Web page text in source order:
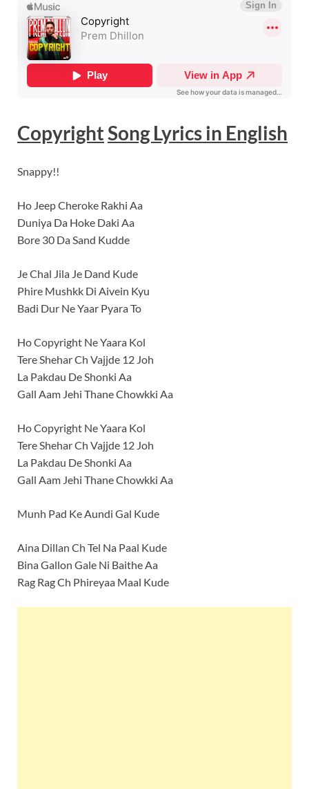
CopyrightSong Lyricsin English
Snappy!!
Ho Jeep Cheroke Rakhi Aa
Duniya Da Hoke Daki Aa
Bore 30 Da Sand Kudde
Je Chal Jila Je Dand Kude
Phire Mushkk Di Aivein Kyu
Badi Dur Ne Yaar Pyara To
Ho Copyright Ne Yaara Kol
Tere Shehar Ch Vajjde 12 Joh
La Pakdau De Shonki Aa
Gall Aam Jehi Thane Chowkki Aa
Ho Copyright Ne Yaara Kol
Tere Shehar Ch Vajjde 12 Joh
La Pakdau De Shonki Aa
Gall Aam Jehi Thane Chowkki Aa
Munh Pad Ke Aundi Gal Kude
Aina Dillan Ch Tel Na Paal Kude
Bina Gallon Gale Ni Baithe Aa
Rag Rag Ch Phireyaa Maal Kude